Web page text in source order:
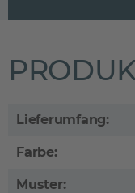
Lieferumfang:
Farbe:
Muster: